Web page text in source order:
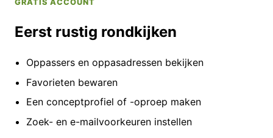
GRATIS ACCOUNT
Eerst rustig rondkijken
Oppassers en oppasadressen bekijken
Favorieten bewaren
Een conceptprofiel of -oproep maken
Zoek- en e-mailvoorkeuren instellen